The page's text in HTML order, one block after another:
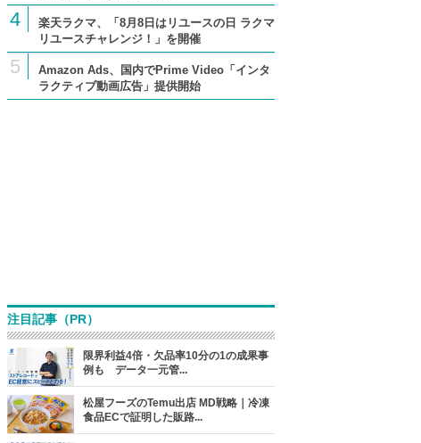
4
楽天ラクマ、「8月8日はリユースの日 ラクマ
リユースチャレンジ！」を開催
5
Amazon Ads、国内でPrime Video「インタ
ラクティブ動画広告」提供開始
注目記事（PR）
限界利益4倍・欠品率10分の1の成果事
例も データ一元管...
松屋フーズのTemu出店 MD戦略｜冷凍
食品ECで証明した販路...